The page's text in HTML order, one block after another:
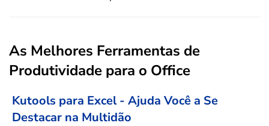
As Melhores Ferramentas de
Produtividade para o Office
Kutools para Excel - Ajuda Você a Se
Destacar na Multidão